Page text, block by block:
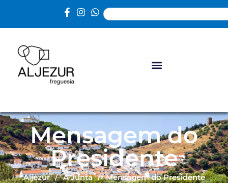
Mensagem do
Presidente
Aljezur / A Junta / Mensagem do Presidente